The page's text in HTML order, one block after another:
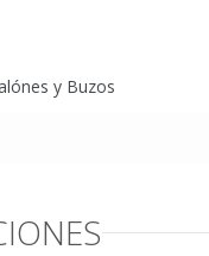
y Buzos